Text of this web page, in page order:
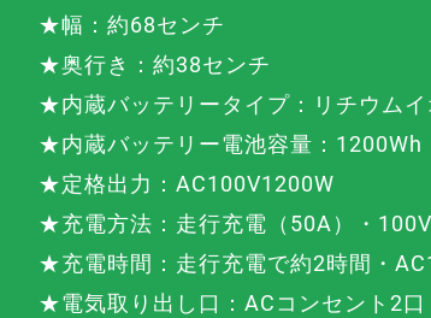
★幅：約68センチ
★奥行き：約38センチ
★内蔵バッテリータイプ：リチウムイ
★内蔵バッテリー電池容量：1200Wh
★定格出力：AC100V1200W
★充電方法： 走行充電（50A）・
★充電時間：走行充電で約2時間・
★電気取り出し口：ACコンセント2口